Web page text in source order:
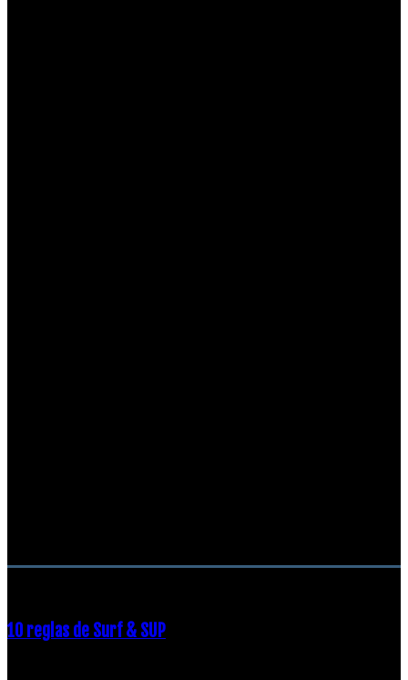
10 reglas de Surf & SUP